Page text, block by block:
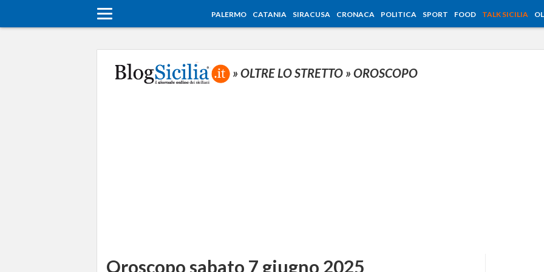
PALERMO CATANIA SIRACUSA CRONACA POLITICA SPORT FOOD TALK SICILIA
» OLTRE LO STRETTO » OROSCOPO
Oroscopo sabato 7 giugno 2025